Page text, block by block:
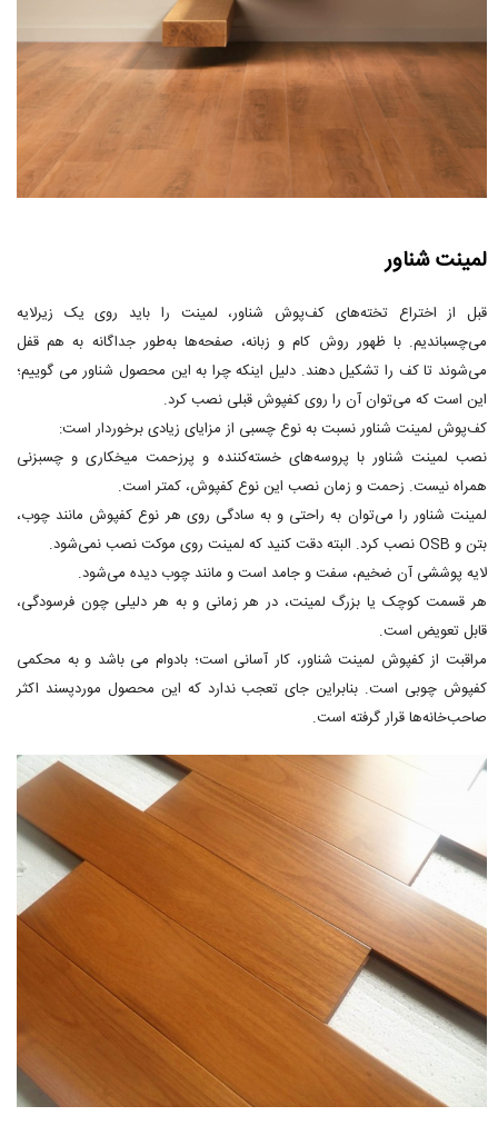
لمینت شناور
قبل از اختراع تخته‌های کف‌پوش شناور، لمینت را باید روی یک زیرلایه
می‌چسباندیم. با ظهور روش کام و زبانه، صفحه‌ها به‌طور جداگانه به هم قفل
می‌شوند تا کف را تشکیل دهند. دلیل اینکه چرا به این محصول شناور می گوییم؛
این است که می‌توان آن را روی کفپوش قبلی نصب کرد.
کف‌پوش لمینت شناور نسبت به نوع چسبی از مزایای زیادی برخوردار است:
نصب لمینت شناور با پروسه‌های خسته‌کننده و پرزحمت میخکاری و چسبزنی
همراه نیست. زحمت و زمان نصب این نوع کفپوش، کمتر است.
لمینت شناور را می‌توان به راحتی و به سادگی روی هر نوع کفپوش مانند چوب،
بتن و OSB نصب کرد. البته دقت کنید که لمینت روی موکت نصب نمی‌شود.
لایه پوششی آن ضخیم، سفت و جامد است و مانند چوب دیده می‌شود.
هر قسمت کوچک یا بزرگ لمینت، در هر زمانی و به هر دلیلی چون فرسودگی،
قابل تعویض است.
مراقبت از کفپوش لمینت شناور، کار آسانی است؛ بادوام می باشد و به محکمی
کفپوش چوبی است. بنابراین جای تعجب ندارد که این محصول موردپسند اکثر
صاحب‌خانه‌ها قرار گرفته است.